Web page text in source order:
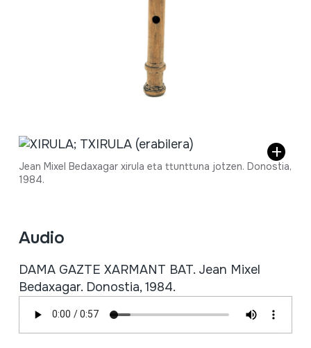
Jean Mixel Bedaxagar xirula eta ttunttuna jotzen. Donostia,
1984.
Audio
DAMA GAZTE XARMANT BAT. Jean Mixel
Bedaxagar. Donostia, 1984.